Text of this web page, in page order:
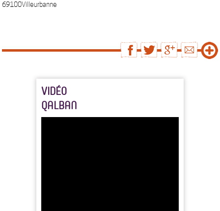
69100Villeurbanne
VIDÉO
QALBAN